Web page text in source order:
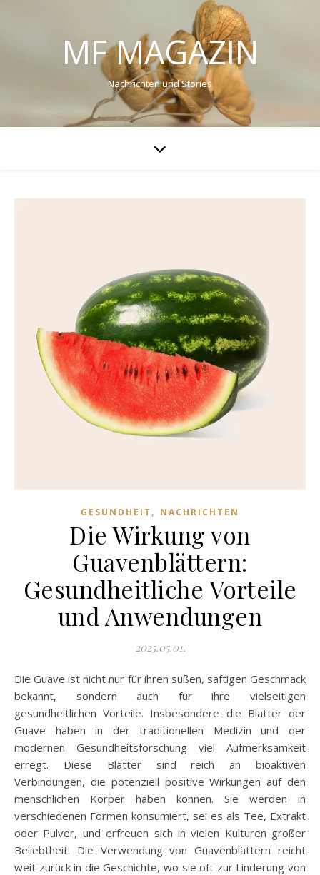
MF MAGAZIN
Nachrichten und Stories
GESUNDHEIT , NACHRICHTEN
Die Wirkung von
Guavenblättern:
Gesundheitliche Vorteile
und Anwendungen
2025.05.01.
Die Guave ist nicht nur für ihren süßen, saftigen Geschmack
bekannt, sondern auch für ihre vielseitigen
gesundheitlichen Vorteile. Insbesondere die Blätter der
Guave haben in der traditionellen Medizin und der
modernen Gesundheitsforschung viel Aufmerksamkeit
erregt. Diese Blätter sind reich an bioaktiven
Verbindungen, die potenziell positive Wirkungen auf den
menschlichen Körper haben können. Sie werden in
verschiedenen Formen konsumiert, sei es als Tee, Extrakt
oder Pulver, und erfreuen sich in vielen Kulturen großer
Beliebtheit. Die Verwendung von Guavenblättern reicht
weit zurück in die Geschichte, wo sie oft zur Linderung von